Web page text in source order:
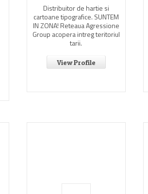
Distribuitor de hartie si
cartoane tipografice. SUNTEM
IN ZONA! Reteaua Agressione
Group acopera intreg teritoriul
tarii.
View Profile